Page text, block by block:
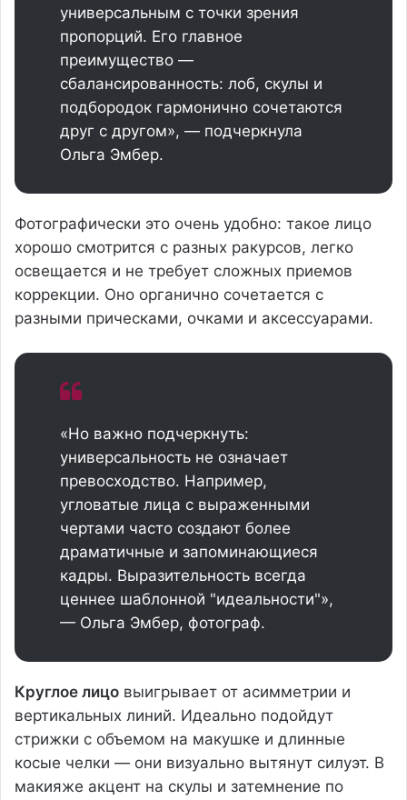
универсальным с точки зрения
пропорций. Его главное
преимущество —
сбалансированность: лоб, скулы и
подбородок гармонично сочетаются
друг с другом», — подчеркнула
Ольга Эмбер.
Фотографически это очень удобно: такое лицо
хорошо смотрится с разных ракурсов, легко
освещается и не требует сложных приемов
коррекции. Оно органично сочетается с
разными прическами, очками и аксессуарами.
«Но важно подчеркнуть:
универсальность не означает
превосходство. Например,
угловатые лица с выраженными
чертами часто создают более
драматичные и запоминающиеся
кадры. Выразительность всегда
ценнее шаблонной "идеальности"»,
— Ольга Эмбер, фотограф.
Круглое лицо выигрывает от асимметрии и
вертикальных линий. Идеально подойдут
стрижки с объемом на макушке и длинные
косые челки — они визуально вытянут силуэт. В
макияже акцент на скулы и затемнение по